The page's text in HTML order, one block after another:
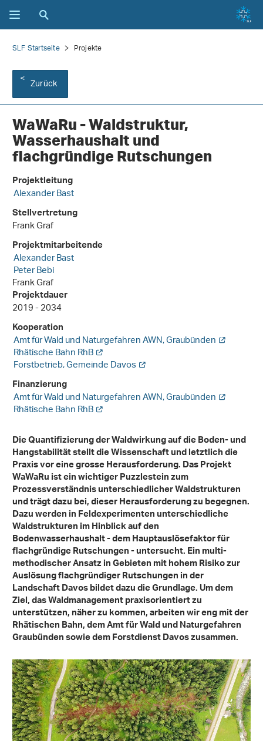
SLF Startseite Projekte
Zurück
WaWaRu - Waldstruktur,
Wasserhaushalt und
flachgründige Rutschungen
Projektleitung
Alexander Bast
Stellvertretung
Frank Graf
Projektmitarbeitende
Alexander Bast
Peter Bebi
Frank Graf
Projektdauer
2019 - 2034
Kooperation
Amt für Wald und Naturgefahren AWN, Graubünden
Rhätische Bahn RhB
Forstbetrieb, Gemeinde Davos
Finanzierung
Amt für Wald und Naturgefahren AWN, Graubünden
Rhätische Bahn RhB
Die Quantifizierung der Waldwirkung auf die Boden- und
Hangstabilität stellt die Wissenschaft und letztlich die
Praxis vor eine grosse Herausforderung. Das Projekt
WaWaRu ist ein wichtiger Puzzlestein zum
Prozessverständnis unterschiedlicher Waldstrukturen
und trägt dazu bei, dieser Herausforderung zu begegnen.
Dazu werden in Feldexperimenten unterschiedliche
Waldstrukturen im Hinblick auf den
Bodenwasserhaushalt - dem Hauptauslösefaktor für
flachgründige Rutschungen - untersucht. Ein multi-
methodischer Ansatz in Gebieten mit hohem Risiko zur
Auslösung flachgründiger Rutschungen in der
Landschaft Davos bildet dazu die Grundlage. Um dem
Ziel, das Waldmanagement praxisorientiert zu
unterstützen, näher zu kommen, arbeiten wir eng mit der
Rhätischen Bahn, dem Amt für Wald und Naturgefahren
Graubünden sowie dem Forstdienst Davos zusammen.